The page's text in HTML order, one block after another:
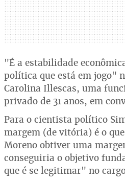
"É a estabilidade
política que está em jogo"
Carolina Illescas, uma
privado de 31 anos, em
Para o cientista político
margem (de vitória) é o
Moreno obtiver uma
conseguiria o objetivo
que é se legitimar" no